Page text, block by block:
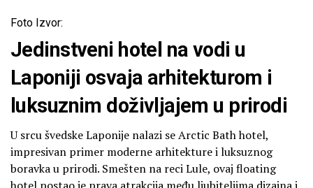
Foto Izvor:
Jedinstveni hotel na vodi u
Laponiji osvaja arhitekturom i
luksuznim doživljajem u prirodi
U srcu švedske Laponije nalazi se Arctic Bath hotel,
impresivan primer moderne arhitekture i luksuznog
boravka u prirodi. Smešten na reci Lule, ovaj floating